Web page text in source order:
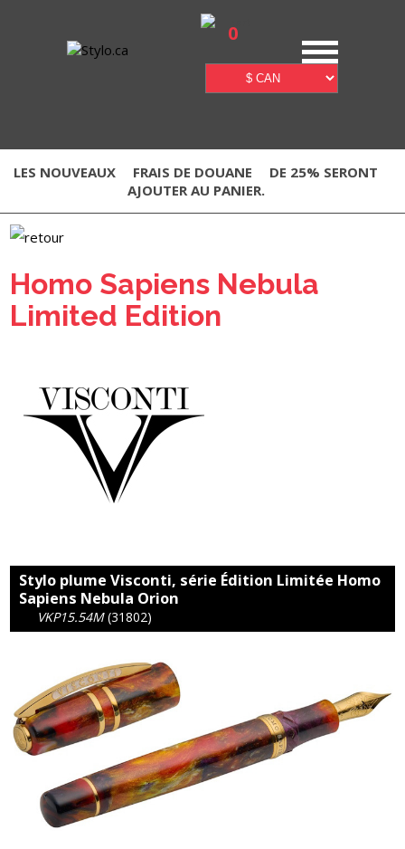
0
LES NOUVEAUX FRAIS DE DOUANE
DE 25% SERONT
AJOUTER AU PANIER.
Homo Sapiens Nebula
Limited Edition
Stylo plume Visconti, série Édition Limitée Homo
Sapiens Nebula Orion
VKP15.54M (31802)